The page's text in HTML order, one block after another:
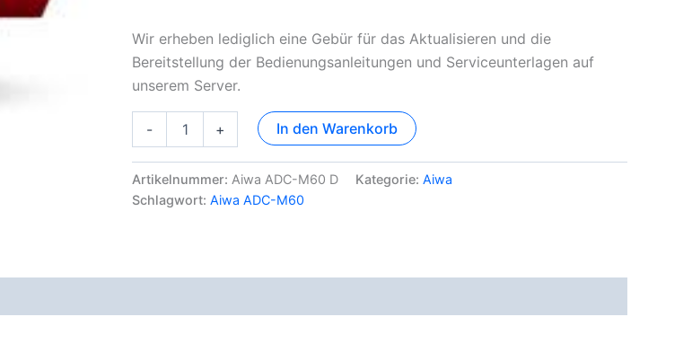
Wir erheben lediglich eine Gebür für das Aktualisieren und die
Bereitstellung der Bedienungsanleitungen und Serviceunterlagen auf
unserem Server.
-
Dokumentation
+ In den Warenkorb
Artikelnummer: Aiwa ADC-M60 D Kategorie: Aiwa
Schlagwort: Aiwa ADC-M60